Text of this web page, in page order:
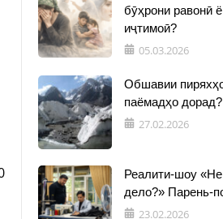
бӯҳрони равонӣ
иҷтимоӣ?
05.03.2026
Обшавии
паёмадҳо дорад?
27.02.2026
Реалити-шоу
дело?» Парень-
23.02.2026